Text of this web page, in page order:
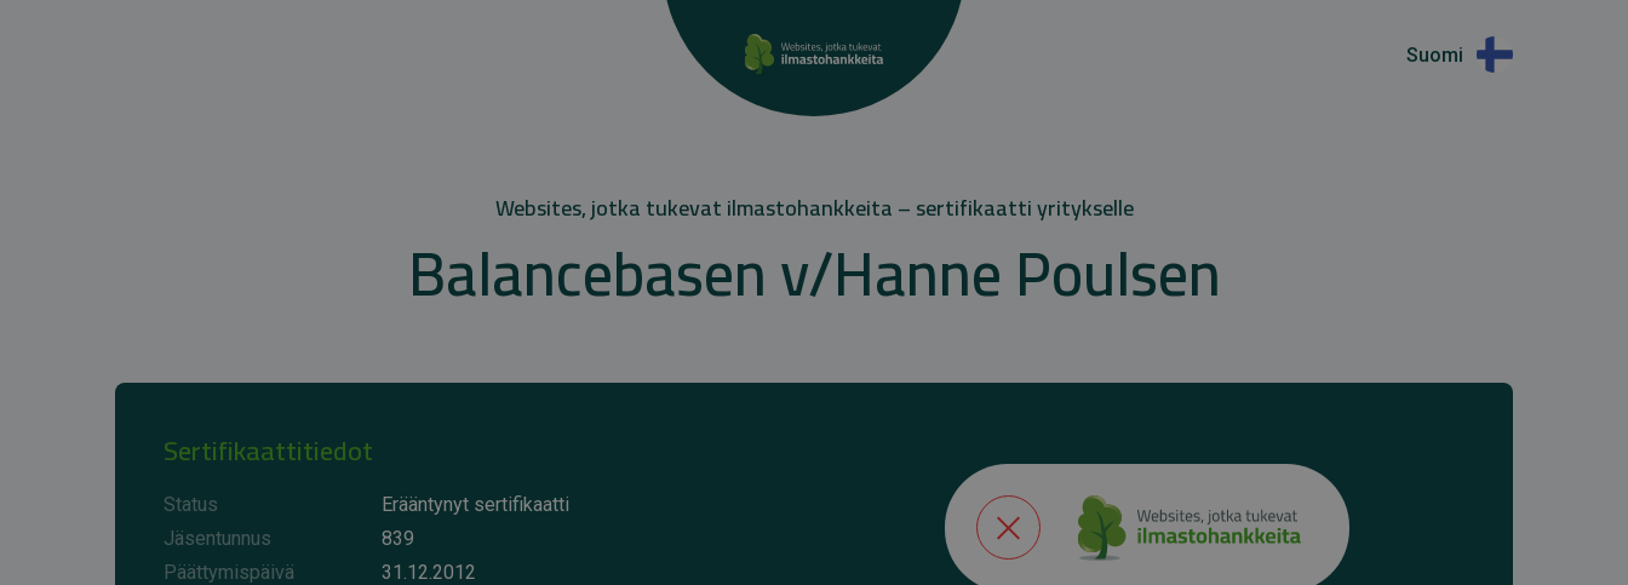
Suomi
Websites, jotka tukevat ilmastohankkeita – sertifikaatti yritykselle
Balancebasen v/Hanne Poulsen
Sertifikaattitiedot
Status
Erääntynyt sertifikaatti
Jäsentunnus
839
Päättymispäivä
31.12.2012